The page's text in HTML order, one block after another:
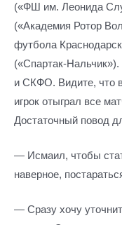
(«ФШ им. Леонида
(«Академия Ротор
футбола
(«Спартак-
и СКФО. Видите, что в
игрок отыграл все
Достаточный повод
— Исмаил, чтобы
наверное,
— Сразу хочу